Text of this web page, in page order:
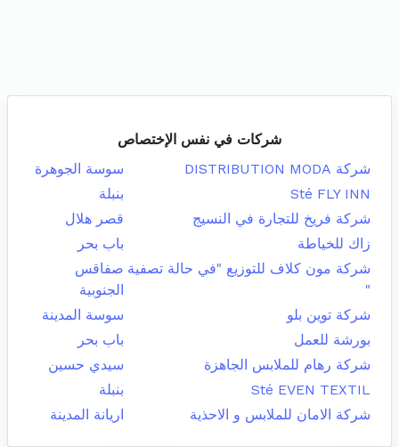
شركات في نفس الإختصاص
شركة DISTRIBUTION MODA
سوسة الجوهرة
Sté FLY INN
بنبلة
شركة فريخ للتجارة في النسيج
قصر هلال
زاك للخياطة
باب بحر
شركة مون كلاف للتوزيع "في حالة تصفية
"
صفاقس
الجنوبية
شركة توين بلو
سوسة المدينة
بورشة للعمل
باب بحر
شركة رهام للملابس الجاهزة
سيدي حسين
Sté EVEN TEXTIL
بنبلة
شركة الامان للملابس و الاحذية
اريانة المدينة